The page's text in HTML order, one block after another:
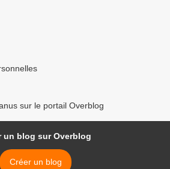
sur le portail Overblog
un blog sur Overblog
Créer un blog